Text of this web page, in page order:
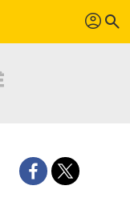
profil search